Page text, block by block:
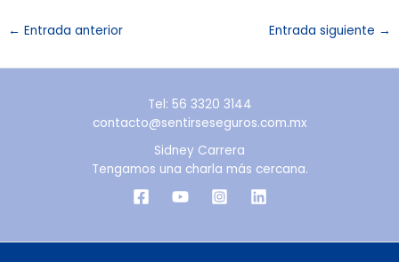
← Entrada anterior Entrada siguiente →
Tel: 56 3320 3144
contacto@sentirseseguros.com.mx
Sidney Carrera
Tengamos una charla más cercana.